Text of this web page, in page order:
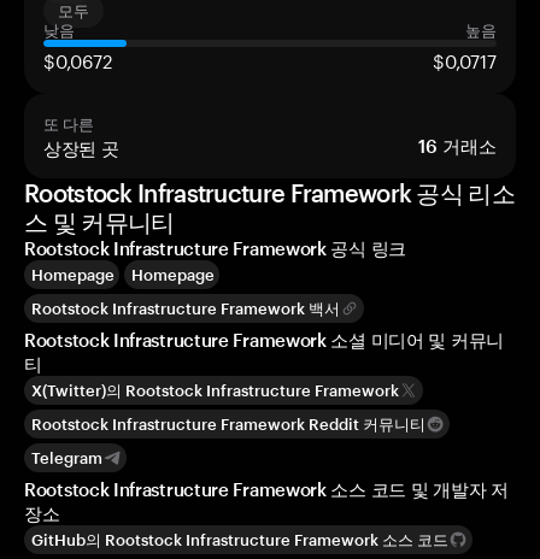
모두
낮음
높음
$0,0672 $0,0717
또 다른
상장된 곳 16 거래소
Rootstock Infrastructure Framework 공식 리소
스 및 커뮤니티
Rootstock Infrastructure Framework 공식 링크
Homepage
Homepage
Rootstock Infrastructure Framework 백서
Rootstock Infrastructure Framework 소셜 미디어 및 커뮤니
티
X(Twitter)의 Rootstock Infrastructure Framework
Rootstock Infrastructure Framework Reddit 커뮤니티
Telegram
Rootstock Infrastructure Framework 소스 코드 및 개발자 저
장소
GitHub의 Rootstock Infrastructure Framework 소스 코드